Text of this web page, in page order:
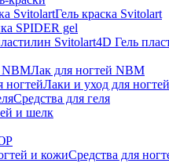
Гель краска Svitolart
SPIDER gel
4D Гель
Лак для ногтей NBM
Лаки и уход для ногтей
Средства для геля
и шелк
Средства для